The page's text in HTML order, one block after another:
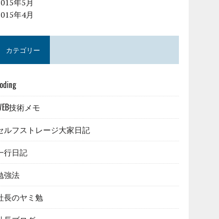
年5月
年4月
カテゴリー
技術メモ
ルフストレージ大家日記
行日記
強法
長のヤミ勉